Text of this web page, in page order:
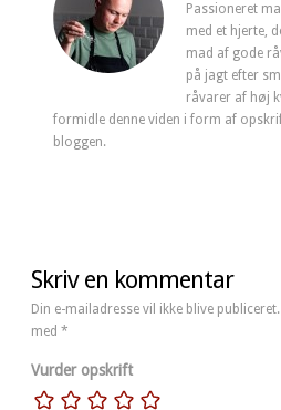
Passioneret
med et hjerte,
mad af gode
på jagt efter
råvarer af høj
formidle denne viden i form af
bloggen.
Skriv en kommentar
Din e-mailadresse vil ikke blive publiceret.
med *
Vurder opskrift